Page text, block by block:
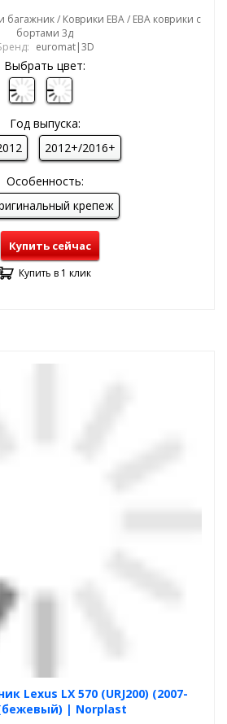
багажник / Коврики ЕВА / ЕВА коврики с
бортами 3д
euromat|3D
Выбрать цвет:
Год выпуска:
2012+/2016+
Особенность:
крепеж
Купить сейчас
Купить в 1 клик
Lexus LX 570 (URJ200) (2007-
| Norplast